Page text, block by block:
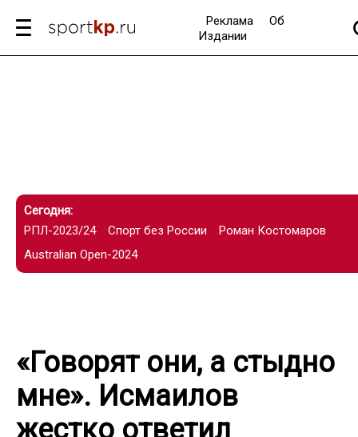
Реклама
Об
Издании
Сегодня:
РПЛ-2023/24
Спорт без России
Роман Костомаров
Australian Open-2024
«Говорят они, а стыдно
мне». Исмаилов
жестко ответил